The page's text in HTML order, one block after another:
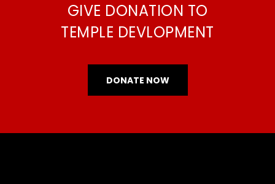
GIVE DONATION TO
TEMPLE DEVLOPMENT
DONATE NOW